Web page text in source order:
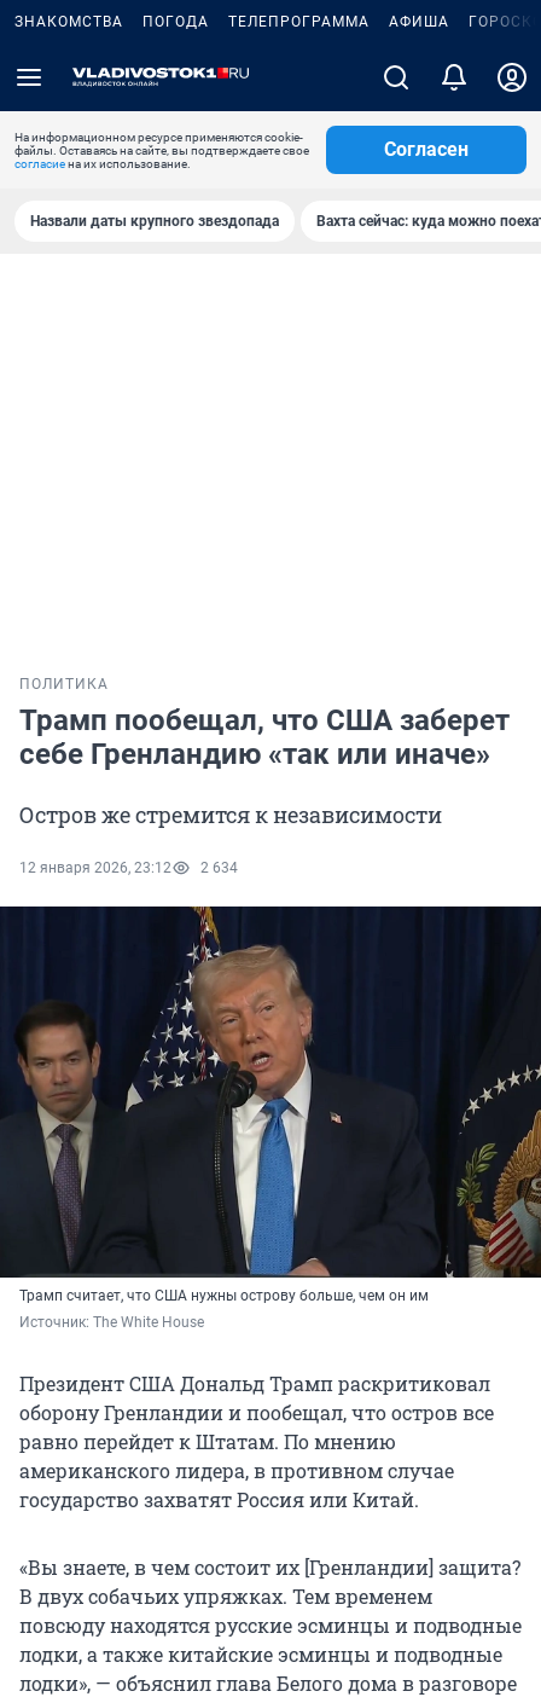
ЗНАКОМСТВА ПОГОДА ТЕЛЕПРОГРАММА АФИША
На информационном ресурсе применяются cookie-
файлы. Оставаясь на сайте, вы подтверждаете свое
согласиена их использование.
Согласен
Назвали даты крупного звездопада Вахта сейчас: куда можно
ПОЛИТИКА
Трамп пообещал, что США заберет
себе Гренландию «так или иначе»
Остров же стремится к независимости
12 января 2026, 23:12 2 634
Трамп считает, что США нужны острову больше, чем он им
Источник: The White House
Президент США Дональд Трамп раскритиковал
оборону Гренландии и пообещал, что остров все
равно перейдет к Штатам. По мнению
американского лидера, в противном случае
государство захватят Россия или Китай.
«Вы знаете, в чем состоит их [Гренландии] защита?
В двух собачьих упряжках. Тем временем
повсюду находятся русские эсминцы и подводные
лодки, а также китайские эсминцы и подводные
лодки», — объяснил глава Белого дома в разговоре